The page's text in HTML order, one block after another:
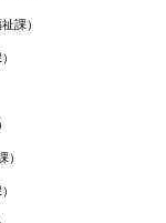
祉課）
）
）
）